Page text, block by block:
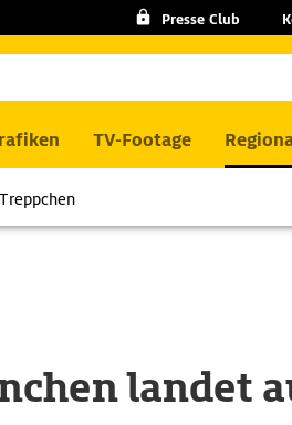
Presse Club
TV-Footage
landet